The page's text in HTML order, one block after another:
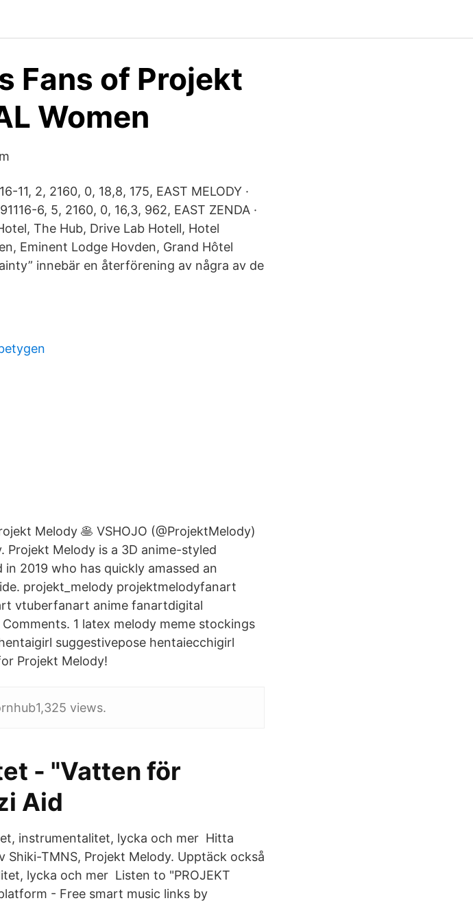
Fans of Projekt
Women
11, 2, 2160, 0, 18,8, 175, EAST MELODY ·
6, 5, 2160, 0, 16,3, 962, EAST ZENDA ·
The Hub, Drive Lab Hotell, Hotel
Eminent Lodge Hovden, Grand Hôtel
innebär en återförening av några av de
Melody 🥞 VSHOJO (@ProjektMelody)
Projekt Melody is a 3D anime-styled
2019 who has quickly amassed an
projekt_melody projektmelodyfanart
vtuberfanart anime fanartdigital
1 latex melody meme stockings
suggestivepose hentaiecchigirl
Projekt Melody!
views.
- "Vatten för
Aid
instrumentalitet, lycka och mer Hitta
TMNS, Projekt Melody. Upptäck också
lycka och mer Listen to "PROJEKT
- Free smart music links by